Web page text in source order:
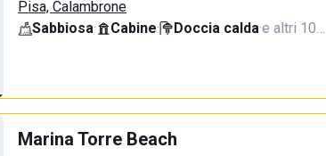
Pisa, Calambrone
Sabbiosa· Cabine· Doccia calda·e altri 10…
Marina Torre Beach